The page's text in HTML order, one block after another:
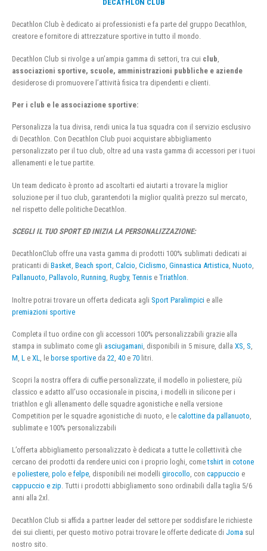
DECATHLON CLUB
Decathlon Club è dedicato ai professionisti e fa parte del gruppo Decathlon,
creatore e fornitore di attrezzature sportive in tutto il mondo.
Decathlon Club si rivolge a un’ampia gamma di settori, tra cui club
associazioni sportive, scuole, amministrazioni pubbliche e aziende
desiderose di promuovere l’attività fisica tra dipendenti e clienti.
Per i club e le associazione sportive:
Personalizza la tua divisa, rendi unica la tua squadra con il servizio esclusivo
di Decathlon. Con Decathlon Club puoi acquistare abbigliamento
personalizzato per il tuo club, oltre ad una vasta gamma di accessori per i tuoi
allenamenti e le tue partite.
Un team dedicato è pronto ad ascoltarti ed aiutarti a trovare la miglior
soluzione per il tuo club, garantendoti la miglior qualità prezzo sul mercato,
nel rispetto delle politiche Decathlon.
SCEGLI IL TUO SPORT ED INIZIA LA PERSONALIZZAZIONE:
DecathlonClub offre una vasta gamma di prodotti 100% sublimati dedicati ai
praticanti di Basket, Beach sport, Calcio, Ciclismo, Ginnastica Artistica, Nuoto,
Pallanuoto, Pallavolo, Running, Rugby, Tennis e Triathlon.
Inoltre potrai trovare un offerta dedicata agli Sport Paralimpici e alle
premiazioni sportive
Completa il tuo ordine con gli accessori 100% personalizzabili grazie alla
stampa in sublimato come gli asciugamani , disponibili in 5 misure, dalla XS S
M L e XL , le borse sportive da 22 40 e 70 litri.
Scopri la nostra offera di cuffie personalizzate, il modello in poliestere, più
classico e adatto all’uso occasionale in piscina, i modelli in silicone per i
triathlon e gli allenamento delle squadre agonistiche e nella versione
Competition per le squadre agonistiche di nuoto, e le calottine da pallanuoto,
sublimate e 100% personalizzabili
L’offerta abbigliamento personalizzato è dedicata a tutte le collettività che
cercano dei prodotti da rendere unici con i proprio loghi, cometshirt in cotone
e poliestere, polo e felpe, disponibili nei modelli girocollo, con cappuccio e
cappuccio e zip. Tutti i prodotti abbigliamento sono ordinabili dalla taglia 5/6
anni alla 2xl.
Decathlon Club si affida a partner leader del settore per soddisfare le richieste
dei sui clienti, per questo motivo potrai trovare le offerte dedicate di Joma sul
nostro sito.